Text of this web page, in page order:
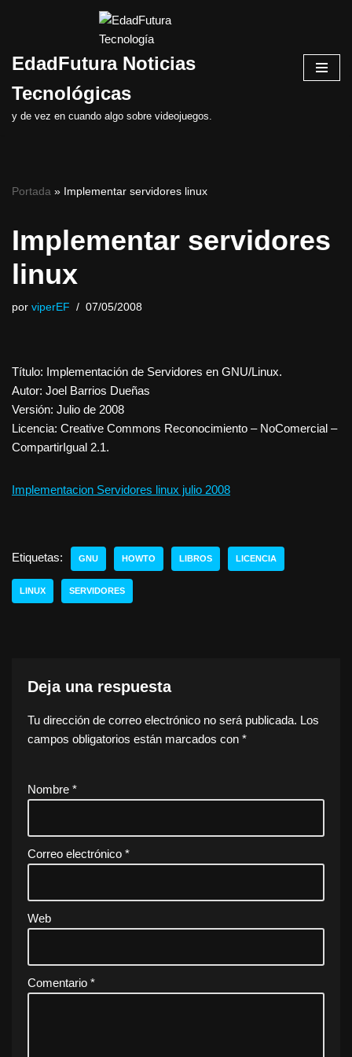
al
EdadFutura Noticias
Tecnológicas
y de vez en cuando algo sobre videojuegos.
Portada » Implementar servidores linux
Implementar servidores
linux
por viperEF 07/05/2008
Título: Implementación de Servidores en GNU/Linux.
Autor: Joel Barrios Dueñas
Versión: Julio de 2008
Licencia: Creative Commons Reconocimiento – NoComercial –
CompartirIgual 2.1.
Implementacion Servidores linux julio 2008
Etiquetas: GNU HOWTO LIBROS LICENCIA
LINUX SERVIDORES
Deja una respuesta
Tu dirección de correo electrónico no será publicada. Los
campos obligatorios están marcados con *
Nombre *
Correo electrónico *
Web
Comentario *